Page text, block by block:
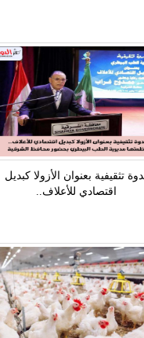
تثقيفية بعنوان الأزولا كبديل
اقتصادي للأعلاف..